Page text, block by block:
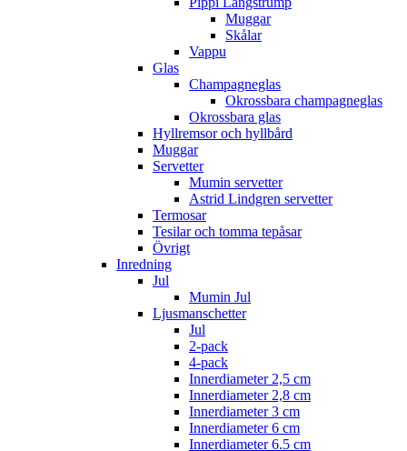
Muggar
Skålar
Vappu
Glas
Champagneglas
Okrossbara champagneglas
Okrossbara glas
Hyllremsor och hyllbård
Muggar
Servetter
Mumin servetter
Astrid Lindgren servetter
Termosar
Tesilar och tomma tepåsar
Övrigt
Inredning
Jul
Mumin Jul
Ljusmanschetter
Jul
2-pack
4-pack
Innerdiameter 2,5 cm
Innerdiameter 2,8 cm
Innerdiameter 3 cm
Innerdiameter 6 cm
Innerdiameter 6.5 cm